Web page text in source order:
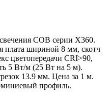
COB серии X360.
плата шириной 8 мм, скотч
цветопередачи CRI>90,
5 Вт/м (25 Вт на 5 м).
13.9 мм. Цена за 1 м.
профиль.